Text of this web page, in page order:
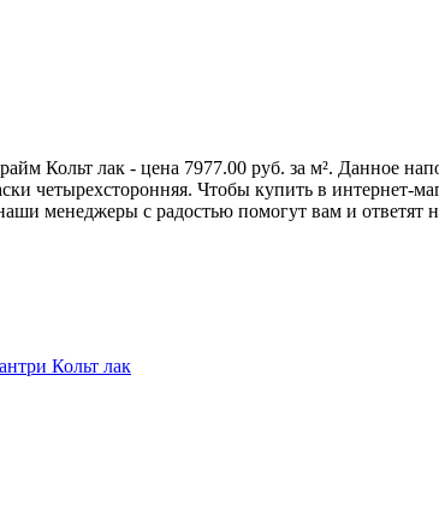
Кольт лак - цена 7977.00 руб. за м². Данное
четырехсторонняя. Чтобы купить в интернет-
менеджеры с радостью помогут вам и ответят
Кольт лак